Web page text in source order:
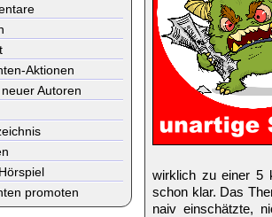
wirklich zu einer 5
schon klar. Das
naiv einschätzte,
Aktionen
Autoren
promoten